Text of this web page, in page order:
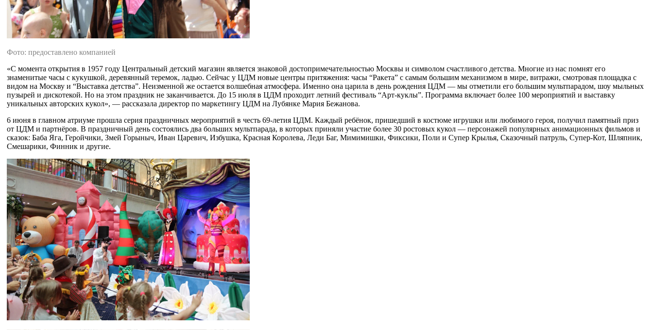
Фото: предоставлено компанией
«С момента открытия в 1957 году Центральный детский магазин является знаковой достопримечательностью Москвы и символом счастливого детства. Многие из нас помнят его
знаменитые часы с кукушкой, деревянный теремок, ладью. Сейчас у ЦДМ новые центры притяжения: часы “Ракета” с самым большим механизмом в мире, витражи, смотровая площадка с
видом на Москву и “Выставка детства”. Неизменной же остается волшебная атмосфера. Именно она царила в день рождения ЦДМ — мы отметили его большим мультпарадом, шоу мыльных
пузырей и дискотекой. Но на этом праздник не заканчивается. До 15 июля в ЦДМ проходит летний фестиваль “Арт-куклы”. Программа включает более 100 мероприятий и выставку
уникальных авторских кукол», — рассказала директор по маркетингу ЦДМ на Лубянке Мария Бежанова.
6 июня в главном атриуме прошла серия праздничных мероприятий в честь 69-летия ЦДМ. Каждый ребёнок, пришедший в костюме игрушки или любимого героя, получил памятный приз
от ЦДМ и партнёров. В праздничный день состоялись два больших мультпарада, в которых приняли участие более 30 ростовых кукол — персонажей популярных анимационных фильмов и
сказок: Баба Яга, Геройчики, Змей Горыныч, Иван Царевич, Избушка, Красная Королева, Леди Баг, Мимимишки, Фиксики, Поли и Супер Крылья, Сказочный патруль, Супер-Кот, Шляпник,
Смешарики, Финник и другие.